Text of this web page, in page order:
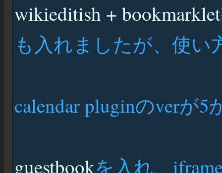
wikieditish + bookmarklet
も入れましたが、使い
calendar pluginのverが
guestbookを入れ、